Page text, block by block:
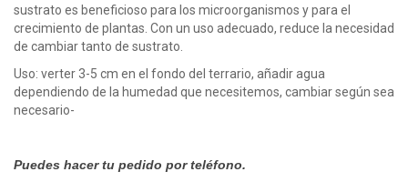
sustrato es beneficioso para los microorganismos y para el
crecimiento de plantas. Con un uso adecuado, reduce la necesidad
de cambiar tanto de sustrato.
Uso: verter 3-5 cm en el fondo del terrario, añadir agua
dependiendo de la humedad que necesitemos, cambiar según sea
necesario-
Puedes hacer tu pedido por teléfono.